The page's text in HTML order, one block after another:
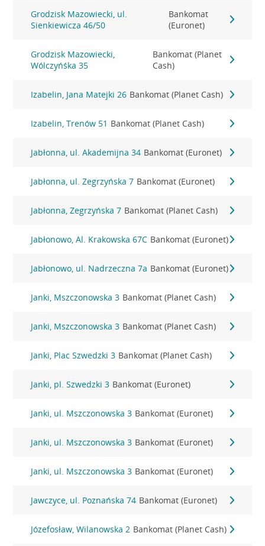
Grodzisk Mazowiecki, ul.
Sienkiewicza 46/50
Bankomat
(Euronet)
Grodzisk Mazowiecki,
Wólczyńśka 35
Bankomat (Planet
Cash)
Izabelin, Jana Matejki 26 Bankomat (Planet Cash)
Izabelin, Trenów 51 Bankomat (Planet Cash)
Jabłonna, ul. Akademijna 34 Bankomat (Euronet)
Jabłonna, ul. Zegrzyńska 7 Bankomat (Euronet)
Jabłonna, Zegrzyńska 7 Bankomat (Planet Cash)
Jabłonowo, Al. Krakowska 67C Bankomat (Euronet)
Jabłonowo, ul. Nadrzeczna 7a Bankomat (Euronet)
Janki, Mszczonowska 3 Bankomat (Planet Cash)
Janki, Mszczonowska 3 Bankomat (Planet Cash)
Janki, Plac Szwedzki 3 Bankomat (Planet Cash)
Janki, pl. Szwedzki 3 Bankomat (Euronet)
Janki, ul. Mszczonowska 3 Bankomat (Euronet)
Janki, ul. Mszczonowska 3 Bankomat (Euronet)
Janki, ul. Mszczonowska 3 Bankomat (Euronet)
Jawczyce, ul. Poznańska 74 Bankomat (Euronet)
Józefosław, Wilanowska 2 Bankomat (Planet Cash)